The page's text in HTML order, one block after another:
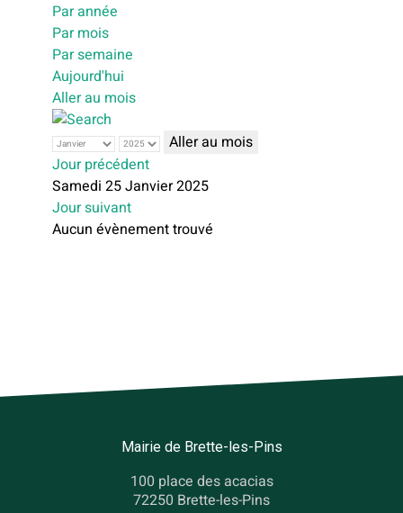
Par année
Par mois
Par semaine
Aujourd'hui
Aller au mois
Aller au mois
Jour précédent
Samedi 25 Janvier 2025
Jour suivant
Aucun évènement trouvé
Mairie de Brette-les-Pins
100 place des acacias
72250 Brette-les-Pins